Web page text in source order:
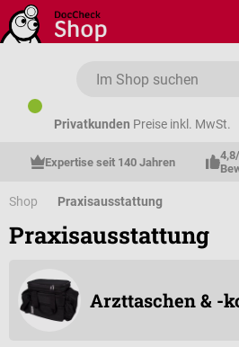
Zum Hauptinhalt springen
Privatkunden Preise inkl. MwSt.
Expertise seit 140 Jahren
Shop Praxisausstattung
Praxisausstattung
Arzttaschen & -